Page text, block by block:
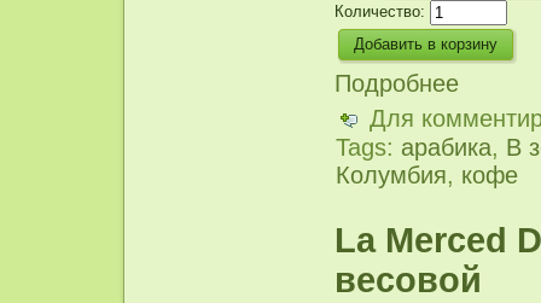
Количество:
Подробнее
Для
Tags: арабика, В
Колумбия, кофе
La Merced
весовой